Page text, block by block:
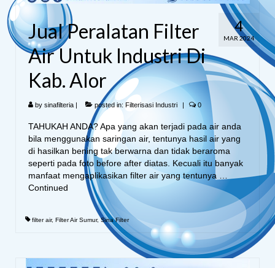
4
MAR 2024
Jual Peralatan Filter
Air Untuk Industri Di
Kab. Alor
by sinafilteria | posted in: Filterisasi Industri | 0
TAHUKAH ANDA? Apa yang akan terjadi pada air anda
bila menggunakan saringan air, tentunya hasil air yang
di hasilkan bening tak berwarna dan tidak beraroma
seperti pada foto before after diatas. Kecuali itu banyak
manfaat mengaplikasikan filter air yang tentunya …
Continued
filter air, Filter Air Sumur,Sina Filter